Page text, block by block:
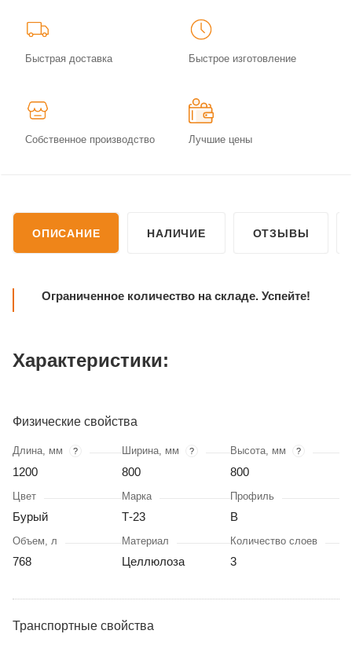
Быстрая доставка Быстрое изготовление
Собственное производство Лучшие цены
ОПИСАНИЕ НАЛИЧИЕ ОТЗЫВЫ
Ограниченное количество на складе. Успейте!
Характеристики:
Физические свойства
Длина, мм ?
1200
Ширина, мм ?
800
Высота, мм ?
800
Цвет
Бурый
Марка
Т-23
Профиль
В
Объем, л
768
Материал
Целлюлоза
Количество слоев
3
Транспортные свойства